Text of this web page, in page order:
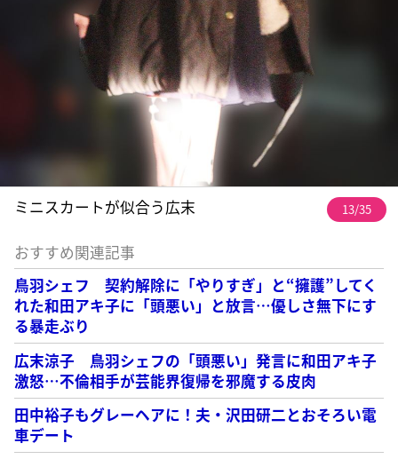
ミニスカートが似合う広末 13/35
おすすめ関連記事
鳥羽シェフ 契約解除に「やりすぎ」と“擁護”してく
れた和田アキ子に「頭悪い」と放言…優しさ無下にす
る暴走ぶり
広末涼子 鳥羽シェフの「頭悪い」発言に和田アキ子
激怒…不倫相手が芸能界復帰を邪魔する皮肉
田中裕子もグレーヘアに！夫・沢田研二とおそろい電
車デート